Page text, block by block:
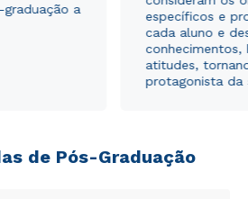
a
específicos e
cada aluno e
conhecimentos,
atitudes,
protagonista da
de Pós-Graduação